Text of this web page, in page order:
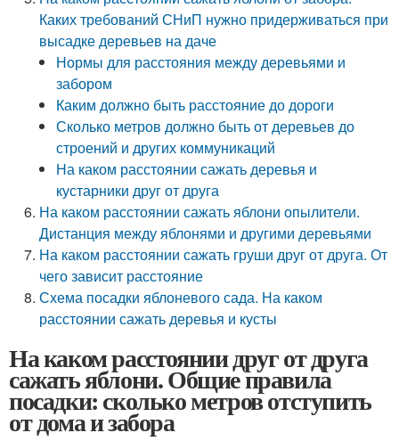
Каких требований СНиП нужно придерживаться при
высадке деревьев на даче
Нормы для расстояния между деревьями и
забором
Каким должно быть расстояние до дороги
Сколько метров должно быть от деревьев до
строений и других коммуникаций
На каком расстоянии сажать деревья и
кустарники друг от друга
На каком расстоянии сажать яблони опылители.
Дистанция между яблонями и другими деревьями
На каком расстоянии сажать груши друг от друга. От
чего зависит расстояние
Схема посадки яблоневого сада. На каком
расстоянии сажать деревья и кусты
На каком расстоянии друг от друга
сажать яблони. Общие правила
посадки: сколько метров отступить
от дома и забора